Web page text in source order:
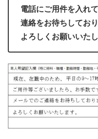
電話にご用件を入れ
連絡をお待ちしており
よろしくお願いいたし